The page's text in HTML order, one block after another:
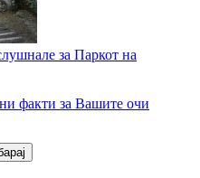
за Паркот на
факти за Вашите очи